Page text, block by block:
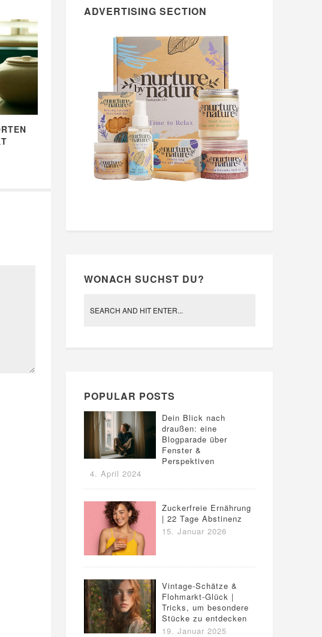
ADVERTISING SECTION
WONACH SUCHST DU?
POPULAR POSTS
Dein Blick nach
draußen: eine
Blogparade über
Fenster &
Perspektiven
4. April 2024
Zuckerfreie Ernährung
| 22 Tage Abstinenz
15. Januar 2026
Vintage-Schätze &
Flohmarkt-Glück |
Tricks, um besondere
Stücke zu entdecken
19. Januar 2025